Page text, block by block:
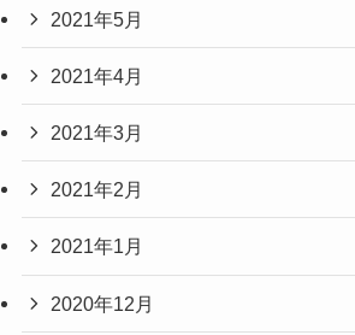
2021年5月
2021年4月
2021年3月
2021年2月
2021年1月
2020年12月